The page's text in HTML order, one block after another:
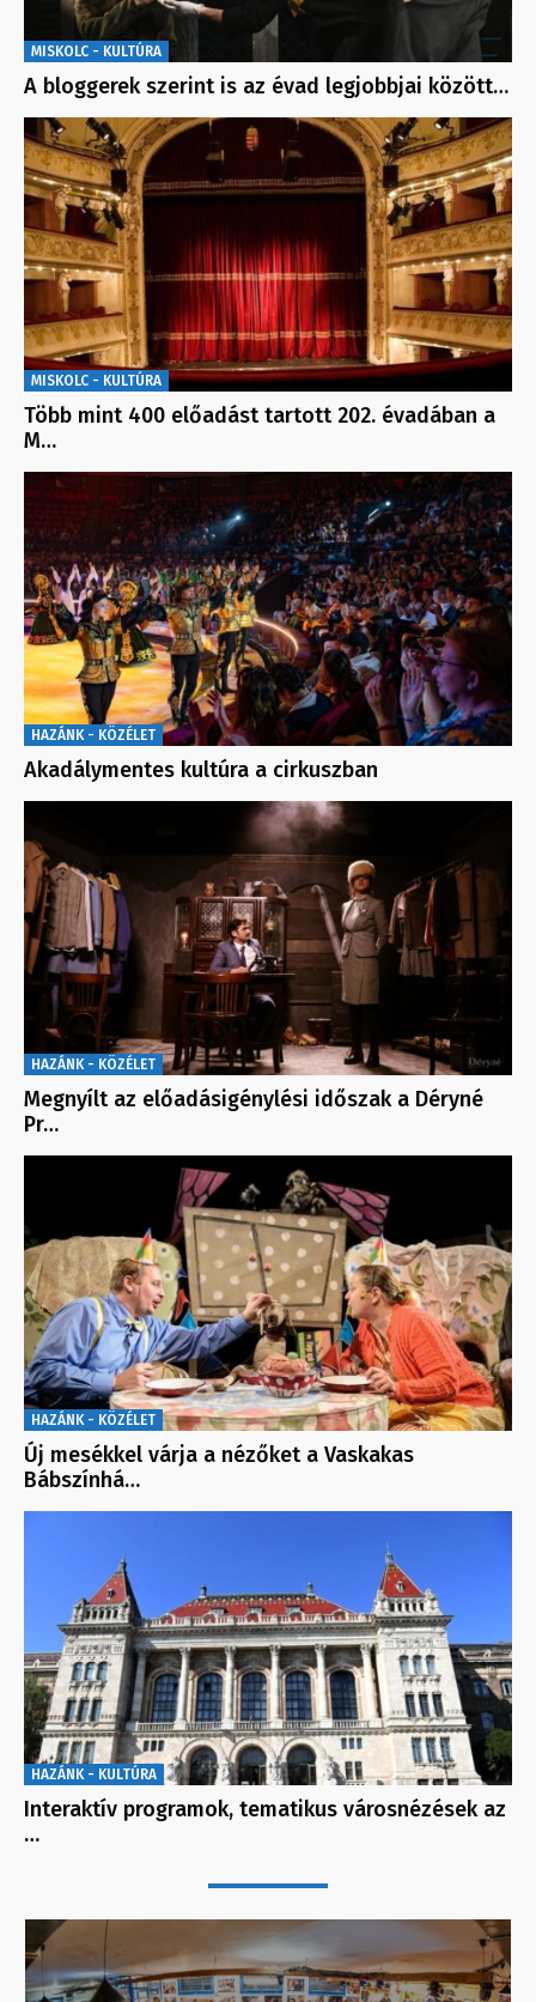
MISKOLC - KULTÚRA
A bloggerek szerint is az évad legjobbjai között…
MISKOLC - KULTÚRA
Több mint 400 előadást tartott 202. évadában a
M…
HAZÁNK - KÖZÉLET
Akadálymentes kultúra a cirkuszban
HAZÁNK - KÖZÉLET
Megnyílt az előadásigénylési időszak a Déryné
Pr…
HAZÁNK - KÖZÉLET
Új mesékkel várja a nézőket a Vaskakas
Bábszínhá…
HAZÁNK - KULTÚRA
Interaktív programok, tematikus városnézések az
…